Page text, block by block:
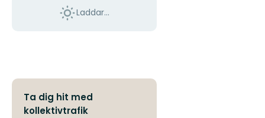
Laddar...
Ta dig hit med
kollektivtrafik